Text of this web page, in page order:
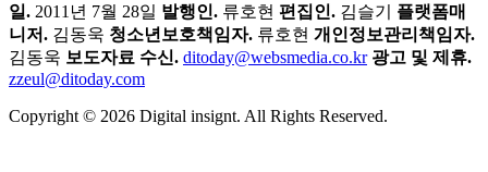
일. 2011년 7월 28일 발행인. 류호현 편집인. 김슬기
플랫폼매
니저. 김동욱 청소년보호책임자. 류호현 개인정보관리책임자.
김동욱 보도자료 수신. ditoday@websmedia.co.kr 광고 및 제휴.
zzeul@ditoday.com
Copyright © 2026 Digital insignt. All Rights Reserved.